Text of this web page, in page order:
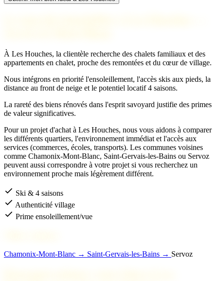
À Les Houches, la clientèle recherche des chalets familiaux et des
appartements en chalet, proche des remontées et du cœur de village.
Nous intégrons en priorité l'ensoleillement, l'accès skis aux pieds, la
distance au front de neige et le potentiel locatif 4 saisons.
La rareté des biens rénovés dans l'esprit savoyard justifie des primes
de valeur significatives.
Pour un projet d'achat à Les Houches, nous vous aidons à comparer
les différents quartiers, l'environnement immédiat et l'accès aux
services (commerces, écoles, transports). Les communes voisines
comme Chamonix-Mont-Blanc, Saint-Gervais-les-Bains ou Servoz
peuvent aussi correspondre à votre projet si vous recherchez un
environnement proche mais légèrement différent.
Ski & 4 saisons
Authenticité village
Prime ensoleillement/vue
Chamonix-Mont-Blanc → Saint-Gervais-les-Bains → Servoz